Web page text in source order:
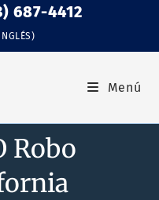
687-4412
)
Menú
Robo